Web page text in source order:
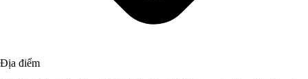
Địa điểm